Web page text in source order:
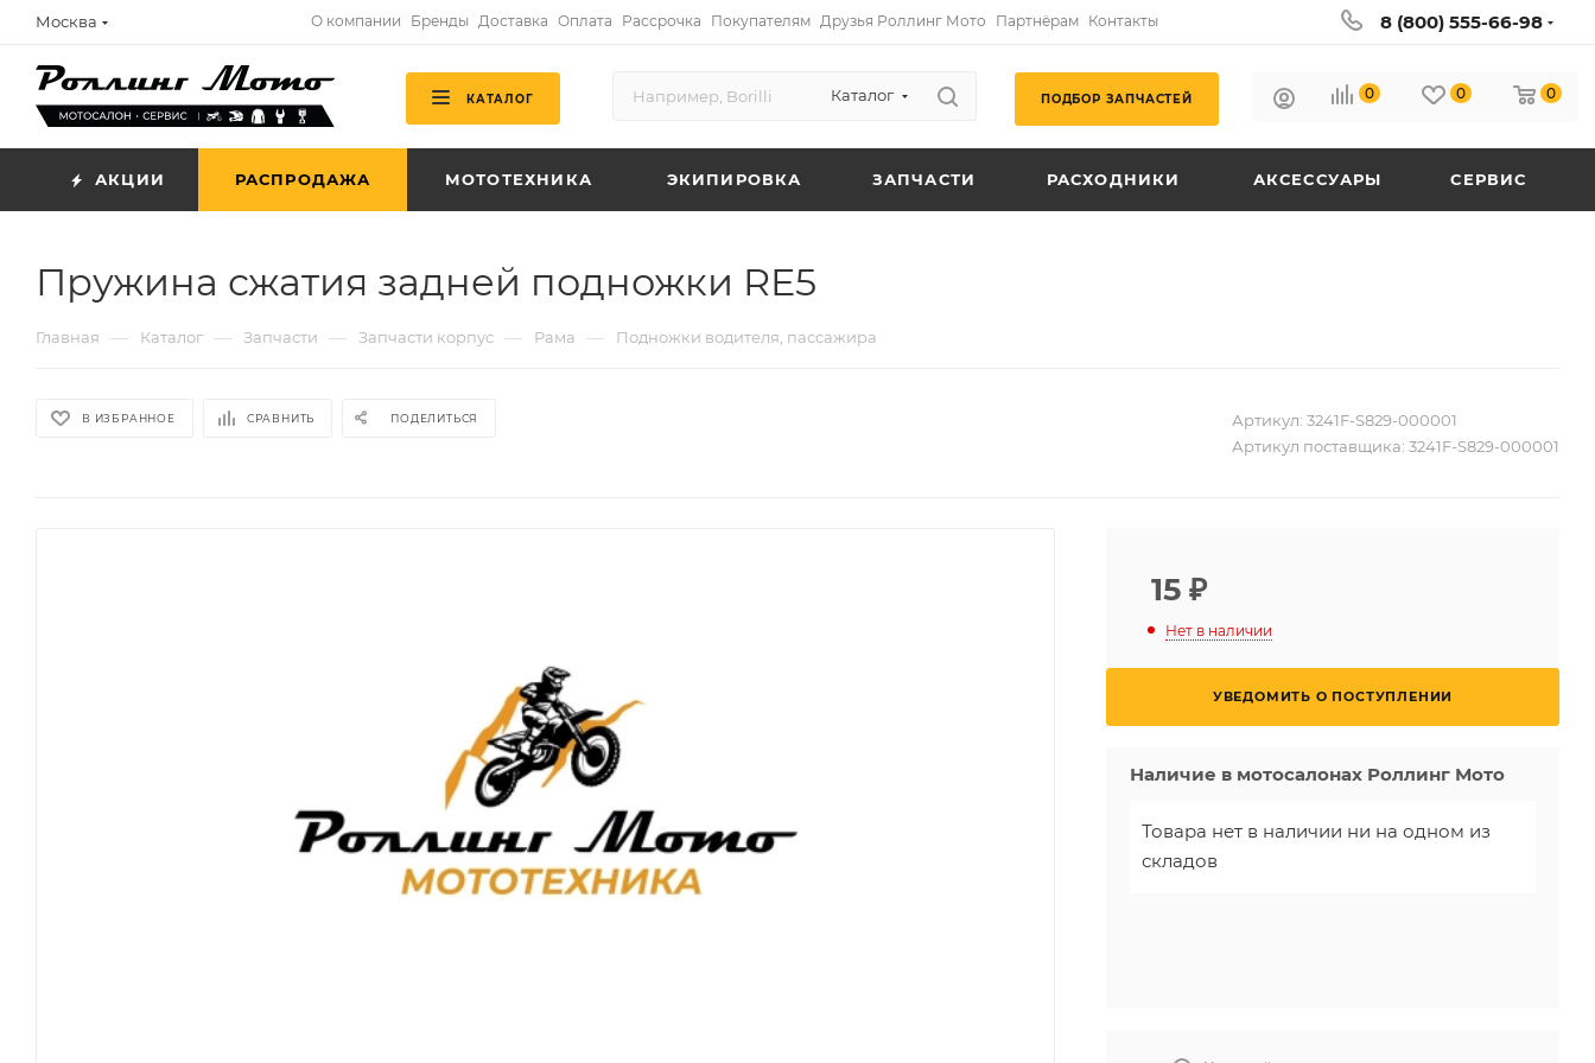
Москва О компании Бренды Доставка Оплата Рассрочка Покупателям Друзья Роллинг Мото Партнёрам Контакты 8 (800) 555-66-98
КАТАЛОГ Каталог ПОДБОР ЗАПЧАСТЕЙ 0 0 0
АКЦИИ РАСПРОДАЖА МОТОТЕХНИКА ЭКИПИРОВКА ЗАПЧАСТИ РАСХОДНИКИ АКСЕССУАРЫ СЕРВИС
Пружина сжатия задней подножки RE5
Главная — Каталог — Запчасти — Запчасти корпус — Рама — Подножки водителя, пассажира
В ИЗБРАННОЕ СРАВНИТЬ ПОДЕЛИТЬСЯ Артикул: 3241F-S829-000001
Артикул поставщика: 3241F-S829-000001
15 ₽
Нет в наличии
УВЕДОМИТЬ О ПОСТУПЛЕНИИ
Наличие в мотосалонах Роллинг Мото
Товара нет в наличии ни на одном из
складов